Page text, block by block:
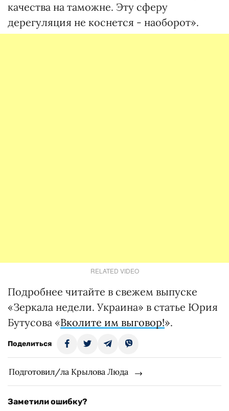
качества на таможне. Эту сферу
дерегуляция не коснется - наоборот».
RELATED VIDEO
Подробнее читайте в свежем выпуске
«Зеркала недели. Украина» в статье Юрия
Бутусова «Вколите им выговор!».
Поделиться
Подготовил/ла Крылова Люда
Заметили ошибку?